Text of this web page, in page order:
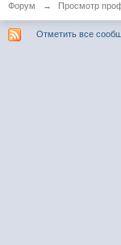
Форум → Просмотр
Отметить все